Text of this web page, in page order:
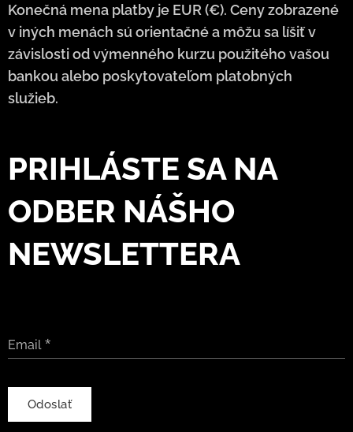
Konečná mena platby je EUR (€). Ceny zobrazené
v iných menách sú orientačné a môžu sa líšiť v
závislosti od výmenného kurzu použitého vašou
bankou alebo poskytovateľom platobných
služieb.
PRIHLÁSTE SA NA
ODBER NÁŠHO
NEWSLETTERA
Email
Odoslať